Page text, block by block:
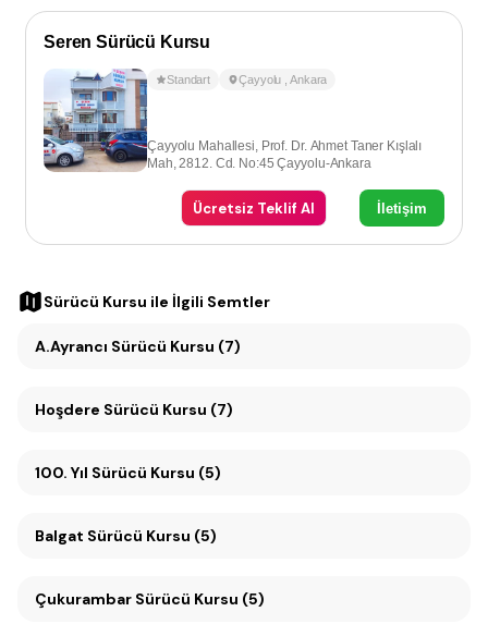
Seren Sürücü Kursu
Standart Çayyolu ,Ankara
Çayyolu Mahallesi, Prof. Dr. Ahmet Taner Kışlalı
Mah, 2812. Cd. No:45 Çayyolu-Ankara
Ücretsiz Teklif Al İletişim
Sürücü Kursu ile İlgili Semtler
A.Ayrancı Sürücü Kursu (7)
Hoşdere Sürücü Kursu (7)
100. Yıl Sürücü Kursu (5)
Balgat Sürücü Kursu (5)
Çukurambar Sürücü Kursu (5)